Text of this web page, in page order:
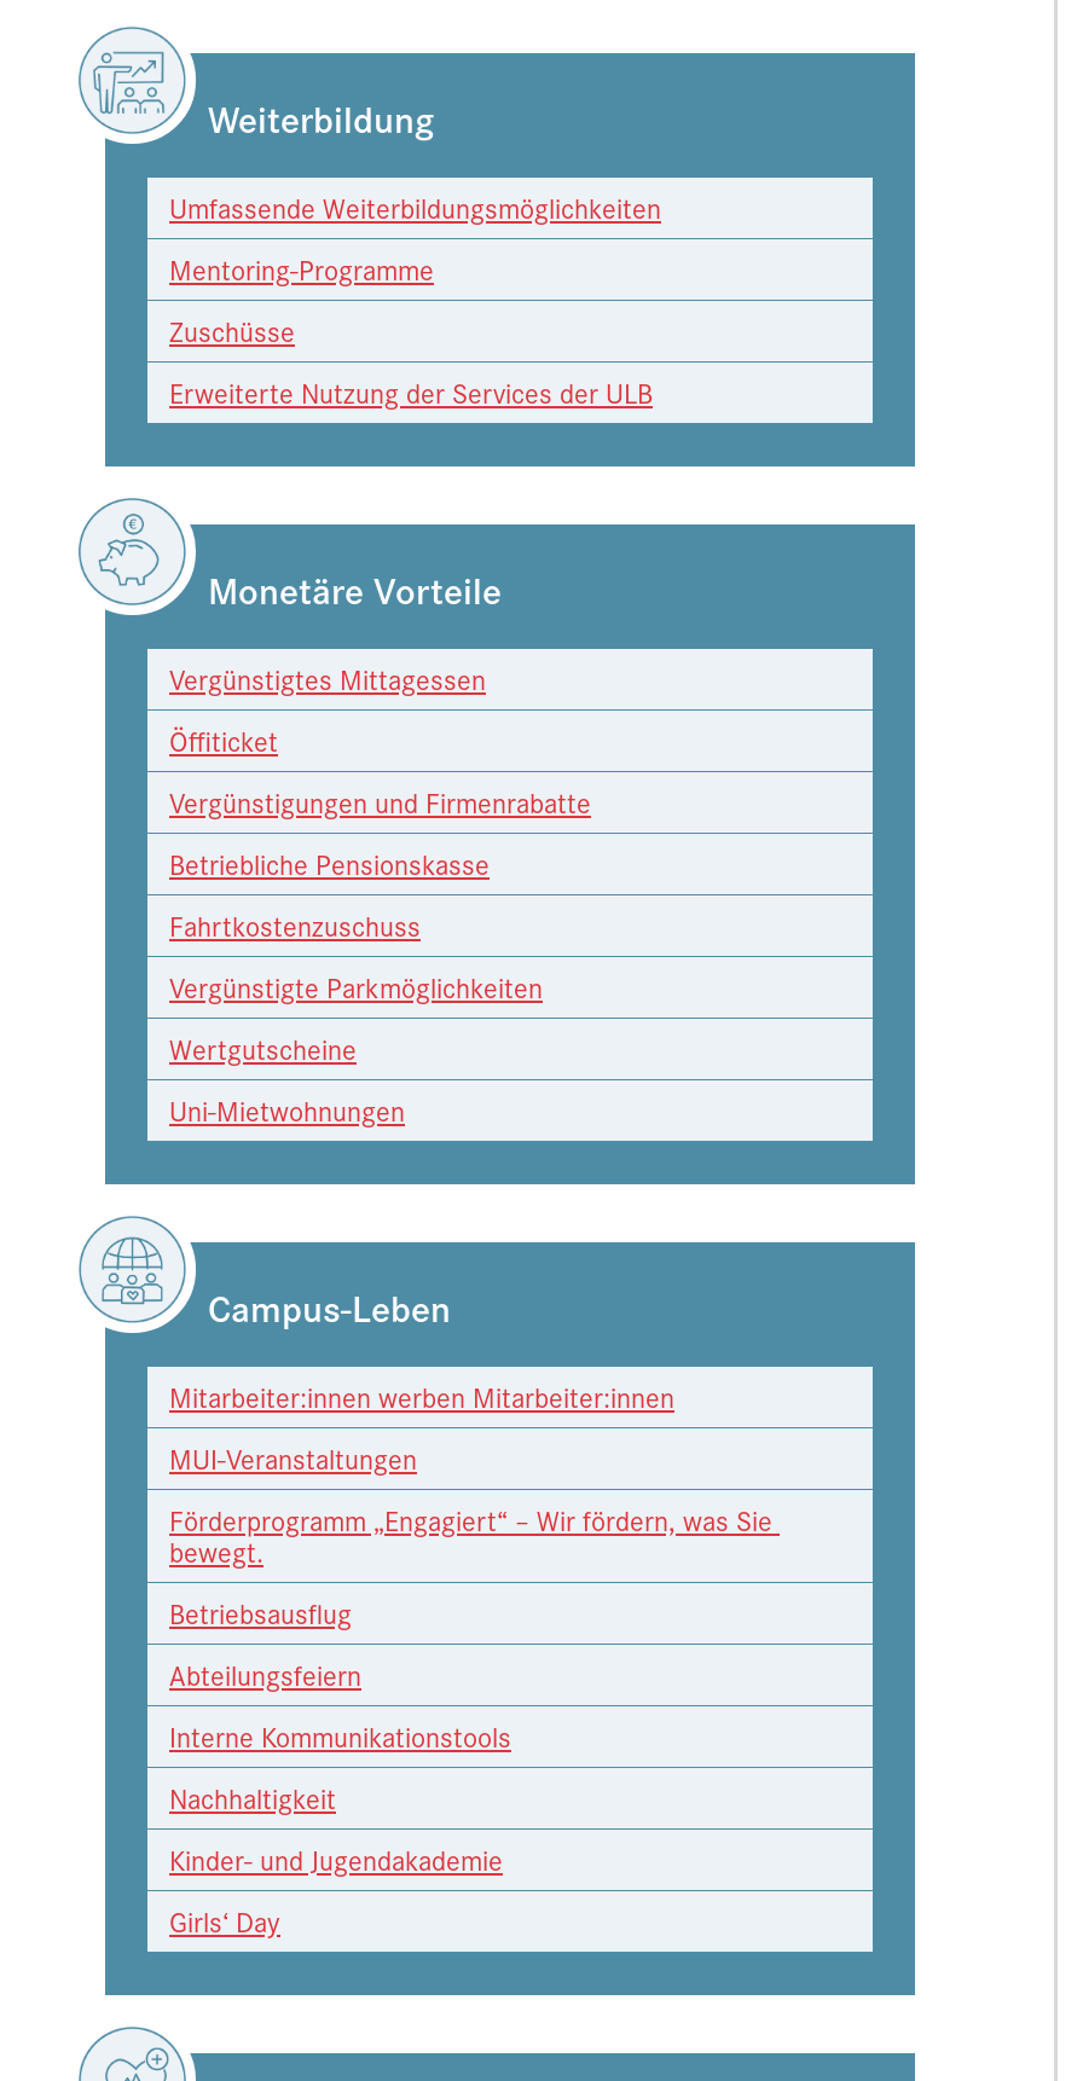
Weiterbildung
Umfassende Weiterbildungsmöglichkeiten
Mentoring-Programme
Zuschüsse
Erweiterte Nutzung der Services der ULB
Monetäre Vorteile
Vergünstigtes Mittagessen
Öffiticket
Vergünstigungen und Firmenrabatte
Betriebliche Pensionskasse
Fahrtkostenzuschuss
Vergünstigte Parkmöglichkeiten
Wertgutscheine
Uni-Mietwohnungen
Campus-Leben
Mitarbeiter:innen werben Mitarbeiter:innen
MUI-Veranstaltungen
Förderprogramm „Engagiert“ – Wir fördern, was Sie
bewegt.
Betriebsausflug
Abteilungsfeiern
Interne Kommunikationstools
Nachhaltigkeit
Kinder- und Jugendakademie
Girls‘ Day